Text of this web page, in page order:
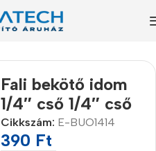
Fali bekötő idom
1/4″ cső 1/4″ cső
Cikkszám: E-BUO1414
390 Ft